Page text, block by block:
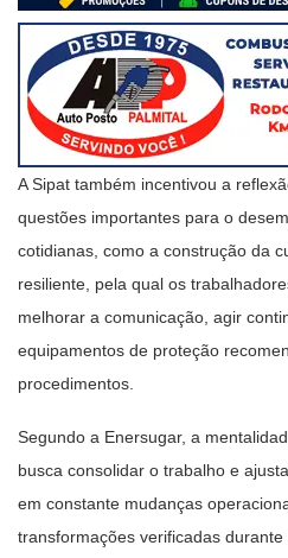
A Sipat também incentivou a
questões importantes para o
cotidianas, como a construção da
resiliente, pela qual os
melhorar a comunicação, agir
equipamentos de proteção
procedimentos.
Segundo a Enersugar, a
busca consolidar o trabalho e
em constante mudanças
transformações verificadas